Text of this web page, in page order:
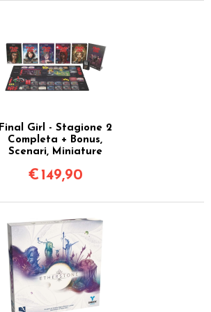
Final Girl - Stagione 2
Completa + Bonus,
Scenari, Miniature
€ 149,90